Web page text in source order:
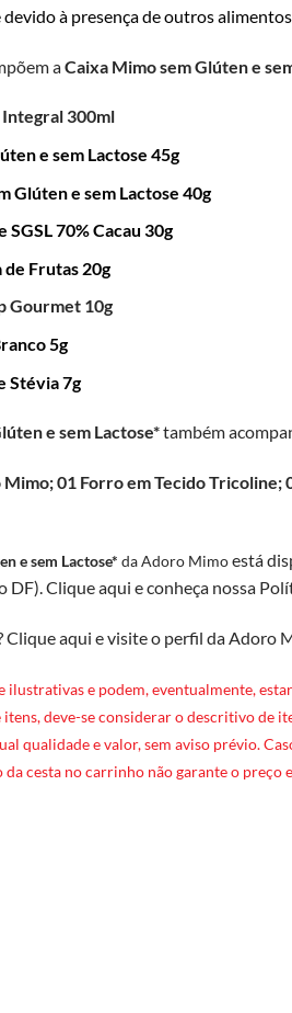
à presença de outros
aCaixa Mimo sem Glúten e
300ml
e sem Lactose 45g
Glúten e sem Lactose 40g
70% Cacau 30g
de Frutas 20g
Gourmet 10g
5g
Stévia 7g
e sem Lactose*também
01 Forro em Tecido
e sem Lactose* da Adoro Mimoestá
DF).Clique aqui e conheça nossa
Clique aqui e visite o perfil da Adoro
ilustrativas e podem, eventualmente,
deve-se considerar o descritivo de
qualidade e valor, sem aviso prévio.
da cesta no carrinho não garante o preço